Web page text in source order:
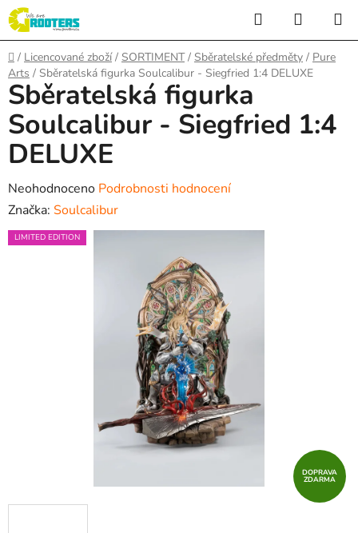
Přejít
na
obsah
Hledat
KOŠÍK
Domů
/ Licencované zboží / SORTIMENT / Sběratelské předměty / Pure
Arts / Sběratelská figurka Soulcalibur - Siegfried 1:4 DELUXE
Sběratelská figurka
Soulcalibur - Siegfried 1:4
DELUXE
Průměrné
hodnocení
produktu
Neohodnoceno Podrobnosti hodnocení
Značka: Soulcalibur
LIMITED EDITION
DOPRAVA
ZDARMA